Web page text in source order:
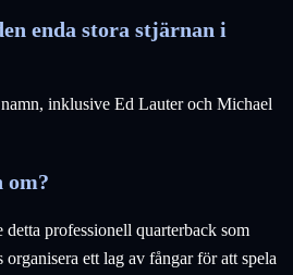
enda stora stjärnan i
inklusive Ed Lauter och Michael
om?
professionell quarterback som
organisera ett lag av fångar för att spela